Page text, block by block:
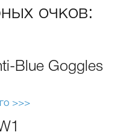
очков:
Blue Goggles
>>>